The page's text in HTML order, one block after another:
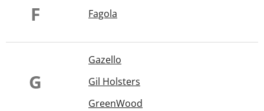
F Fagola
G
Gazello
Gil Holsters
GreenWood